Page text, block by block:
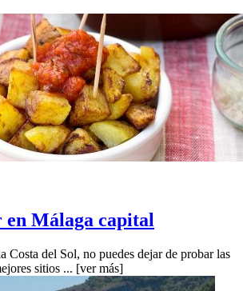
en Málaga capital
Costa del Sol, no puedes dejar de probar las
sitios ... [ver más]